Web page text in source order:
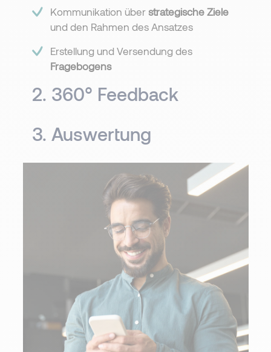
Kommunikation über strategische Ziele
und den Rahmen des Ansatzes
Erstellung und Versendung des
Fragebogens
2. 360° Feedback​
3. Auswertung​